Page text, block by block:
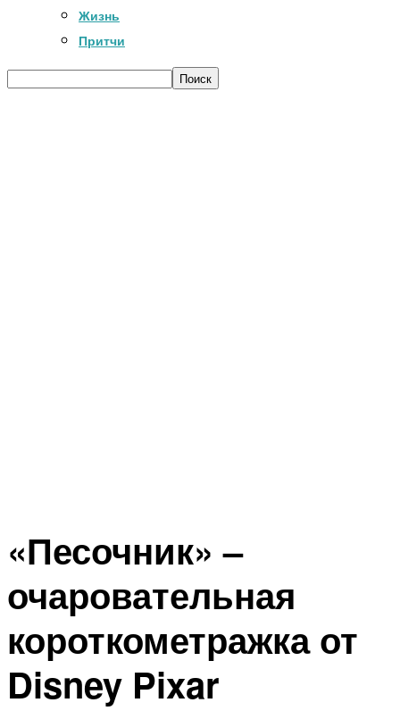
Жизнь
Притчи
«Песочник» –
очаровательная
короткометражка от
Disney Pixar